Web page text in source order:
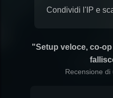
Condividi l'IP e
"Setup veloce, co-
Recensione di